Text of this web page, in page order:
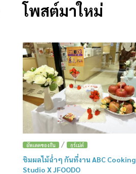
โพสต์มาใหม่
อัพเดตของกิน / กูร์เม่ต์
ชิมผลไม้ฉ่ำๆ กันที่งาน ABC Cooking
Studio X JFOODO